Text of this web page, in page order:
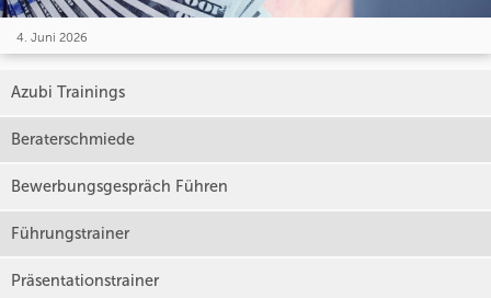
4. Juni 2026
Azubi Trainings
Beraterschmiede
Bewerbungsgespräch Führen
Führungstrainer
Präsentationstrainer